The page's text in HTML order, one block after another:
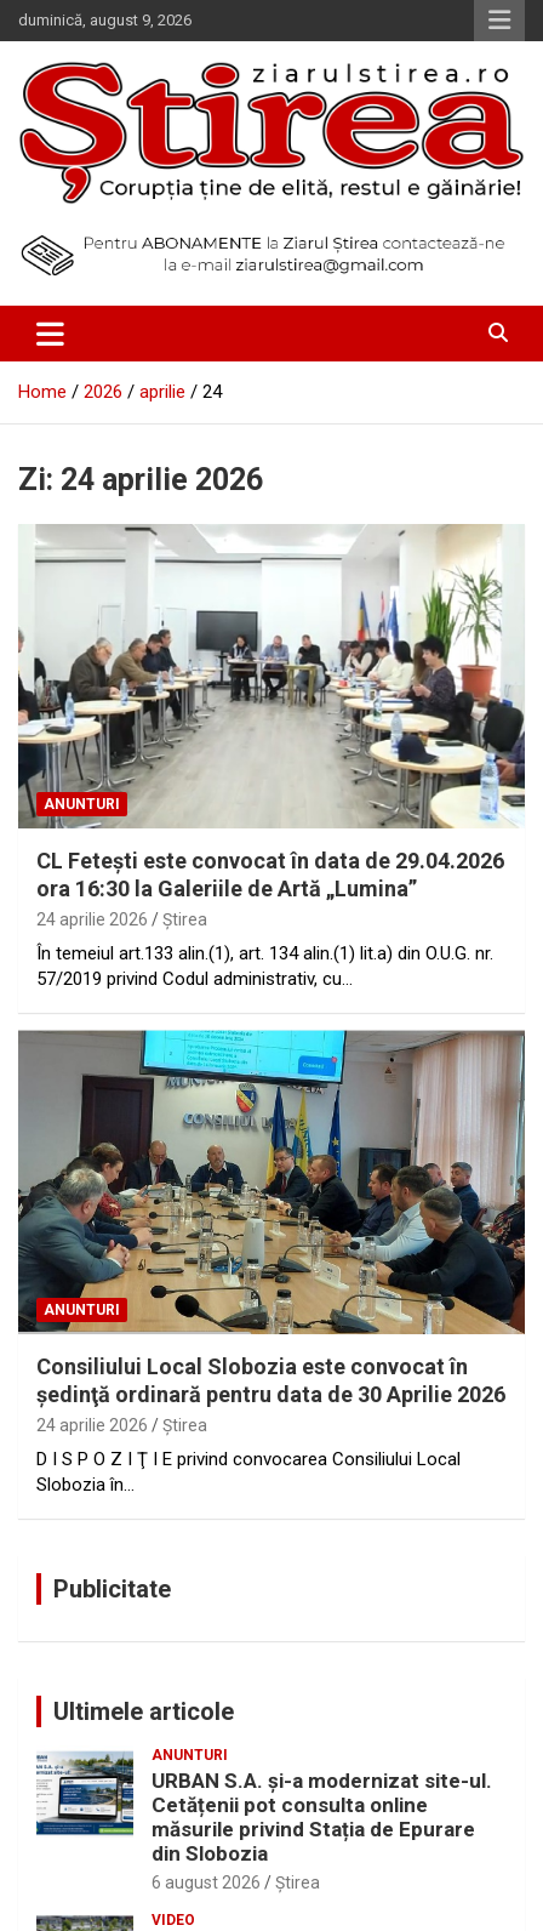
Skip
to
content
duminică, august 9, 2026
Ziarul Știrea
Home 2026 aprilie 24
Zi: 24 aprilie 2026
ANUNTURI
CL Feteşti este convocat în data de 29.04.2026
ora 16:30 la Galeriile de Artă „Lumina”
24 aprilie 2026 Ştirea
În temeiul art.133 alin.(1), art. 134 alin.(1) lit.a) din O.U.G. nr.
57/2019 privind Codul administrativ, cu…
ANUNTURI
Consiliului Local Slobozia este convocat în
şedinţă ordinară pentru data de 30 Aprilie 2026
24 aprilie 2026 Ştirea
D I S P O Z I Ţ I E privind convocarea Consiliului Local
Slobozia în…
Publicitate
Ultimele articole
ANUNTURI
URBAN S.A. și-a modernizat site-ul.
Cetățenii pot consulta online
măsurile privind Stația de Epurare
din Slobozia
6 august 2026 Ştirea
VIDEO